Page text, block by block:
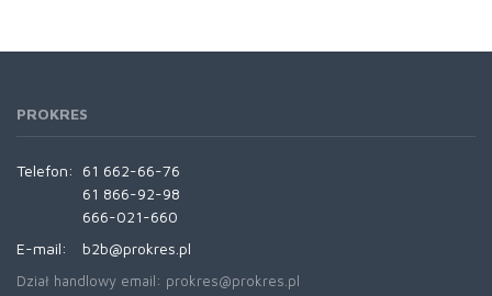
PROKRES
Telefon:
61 662-66-76
61 866-92-98
666-021-660
E-mail:
b2b@prokres.pl
Dział handlowy email: prokres@prokres.pl